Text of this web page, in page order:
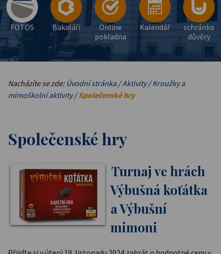
FOTOS Bakaláři
Online
pokladna
Kalendář
schránka
důvěry
Nacházíte se zde: Úvodní stránka/Aktivity/Kroužky a
mimoškolní aktivity/Společenské hry
Společenské hry
Turnaj ve hrách
Výbušná koťátka
a Výbušní
mimoni